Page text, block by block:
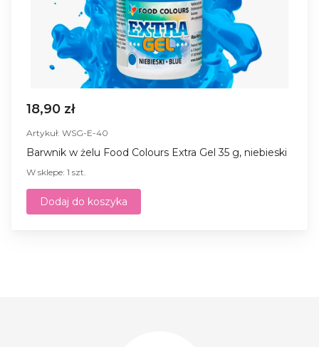
18,90 zł
Artykuł: WSG-E-40
Barwnik w żelu Food Colours Extra Gel 35 g, niebieski
W sklepe: 1 szt.
Dodaj do koszyka